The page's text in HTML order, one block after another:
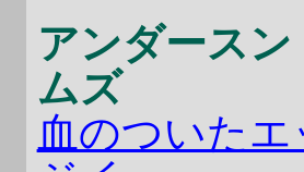
アンダース
ムズ
血のついた